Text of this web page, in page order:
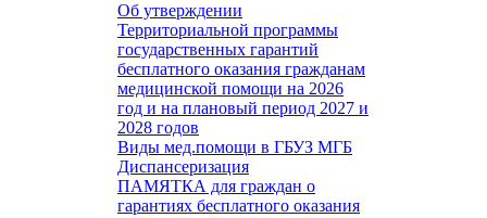
Об утверждении
Территориальной программы
государственных гарантий
бесплатного оказания гражданам
медицинской помощи на 2026
год и на плановый период 2027 и
2028 годов
Виды мед.помощи в ГБУЗ МГБ
Диспансеризация
ПАМЯТКА для граждан о
гарантиях бесплатного оказания